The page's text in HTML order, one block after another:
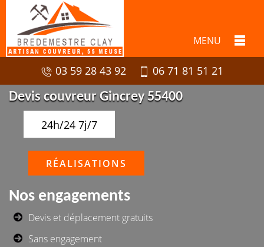
MENU
03 59 28 43 92
06 71 81 51 21
Devis couvreur Gincrey 55400
24h/24 7j/7
RÉALISATIONS
Nos engagements
Devis et déplacement gratuits
Sans engagement